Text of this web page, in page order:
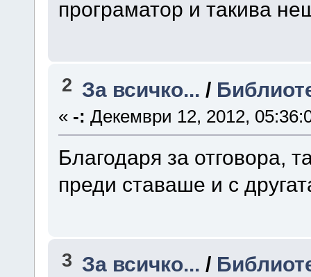
програматор и такива
2 За всичко... /
« -: Декември 12, 2012,
Благодаря за отговора,
преди ставаше и с
3 За всичко... /